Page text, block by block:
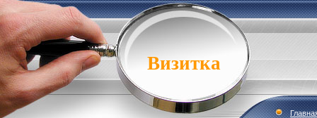
Визитка